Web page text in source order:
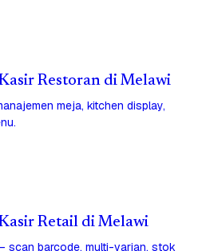
Restoran di Melawi
meja, kitchen display,
Retail di Melawi
scan barcode, multi-varian, stok